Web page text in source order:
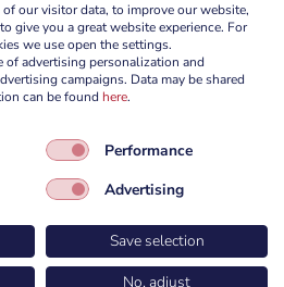
our visitor data, to improve our website,
give you a great website experience. For
we use open the settings.
advertising personalization and
campaigns. Data may be shared
can be found here.
Performance
Advertising
Save selection
No, adjust